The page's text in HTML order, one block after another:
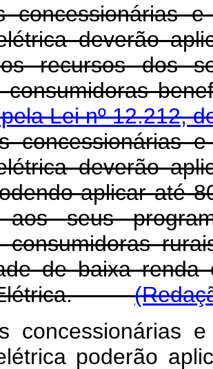
e
deverão
recursos dos
consumidoras
Lei nº 12.212,
concessionárias
deverão
aplicar até
aos seus
consumidoras
de baixa
Elétrica.
concessionárias
poderão